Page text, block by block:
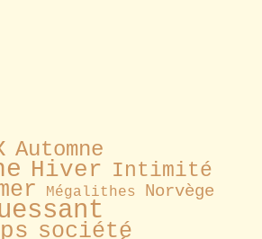
Automne
Hiver Intimité
Mégalithes Norvège
société